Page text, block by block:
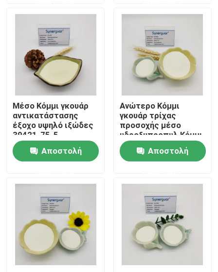
Βίντεο
Σχετικά με εμάς
Επισκέψεις στο εργοστάσιο
Έλεγχος ποιότητας
Υποθέσεις
Ζητήστε προσφορά
Μέσο Κόμμι γκουάρ
αντικατάστασης
έξοχο υψηλό ιξώδες
39421-75-5
προσοχής τρίχας
υδροξυπροπυλ
Αποστολή
Ανώτερο Κόμμι
γκουάρ τρίχας
προσοχής μέσο
υδροξυπροπυλ Κόμμι
γκουάρ διαφάνειας
ιξώδους υψηλό
Αποστολή